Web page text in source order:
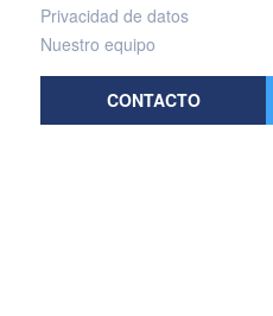
Privacidad de datos
Nuestro equipo
CONTACTO